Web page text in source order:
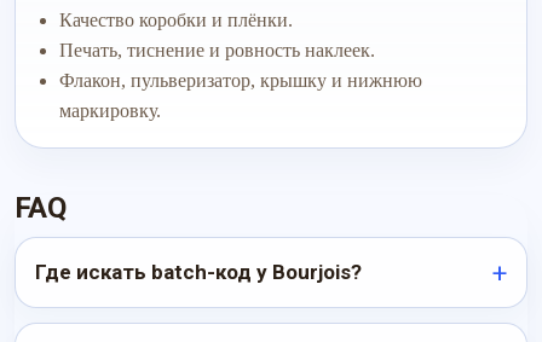
Качество коробки и плёнки.
Печать, тиснение и ровность наклеек.
Флакон, пульверизатор, крышку и нижнюю
маркировку.
FAQ
Где искать batch-код у Bourjois?